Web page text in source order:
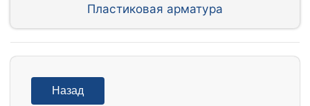
Пластиковая арматура
Назад